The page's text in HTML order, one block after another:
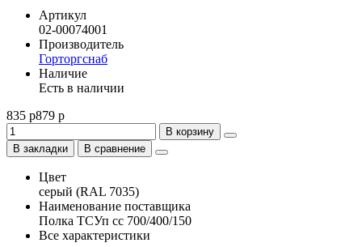
Артикул
02-00074001
Производитель
Горторгснаб
Наличие
Есть в наличии
835 р879 р
В корзину
В закладки
В сравнение
Цвет
серый (RAL 7035)
Наименование поставщика
Полка ТСУп сс 700/400/150
Все характеристики